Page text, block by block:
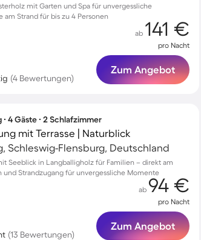
mit Garten und Spa für unvergessliche
am Strand für bis zu 4 Personen
(4 Bewertungen)
ab 141 €
pro Nacht
Zum Angebot
4 Gäste ∙ 2 Schlafzimmer
mit Terrasse | Naturblick
Schleswig-Flensburg, Deutschland
Seeblick in Langballigholz für Familien – direkt am
und Strandzugang für unvergessliche Momente
(13 Bewertungen)
ab 94 €
pro Nacht
Zum Angebot